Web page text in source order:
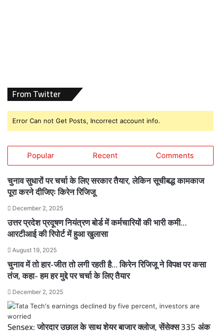
From Twitter
Error Can not Get Posts, Incorrect account info.
Popular Recent Comments
चुनाव सुधारों पर चर्चा के लिए सरकार तैयार, लेकिन सूचीबद्ध कामकाज
पूरा करने दीजिएः किरेन रिजिजू
December 2, 2025
उत्तर प्रदेश प्रदूषण नियंत्रण बोर्ड में कर्मचारियों की भारी कमी…
आरटीआई की रिपोर्ट में हुआ खुलासा
August 19, 2025
चुनाव में तो हार-जीत तो लगी रहती है… किरेन रिजिजू ने विपक्ष पर कसा
तंज, कहा- हम हर मुद्दे पर चर्चा के लिए तैयार
December 2, 2025
Sensex: जोरदार उछाल के साथ शेयर बाजार क्लोज, सेंसेक्स 335 अंक